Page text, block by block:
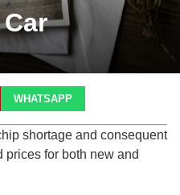
WHATSAPP
shortage and consequent
for both new and